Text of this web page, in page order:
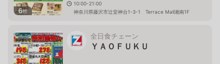
6枚
10:00-21:00
神奈川県藤沢市辻堂神台1-3-1 Terrace Mall湘南1F
全日食チェーン
ＹＡＯＦＵＫＵ